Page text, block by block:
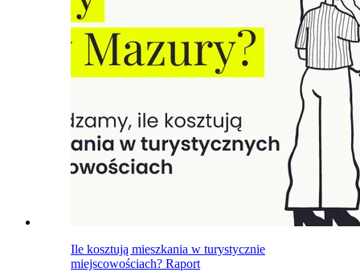
Ile kosztują mieszkania w turystycznie
miejscowościach? Raport